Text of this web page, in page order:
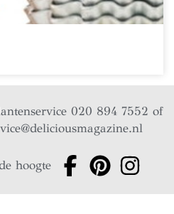
020 894 7552 of
hoogte